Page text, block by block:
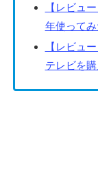
【レビュ
年使ってみ
【レビュ
テレビを購